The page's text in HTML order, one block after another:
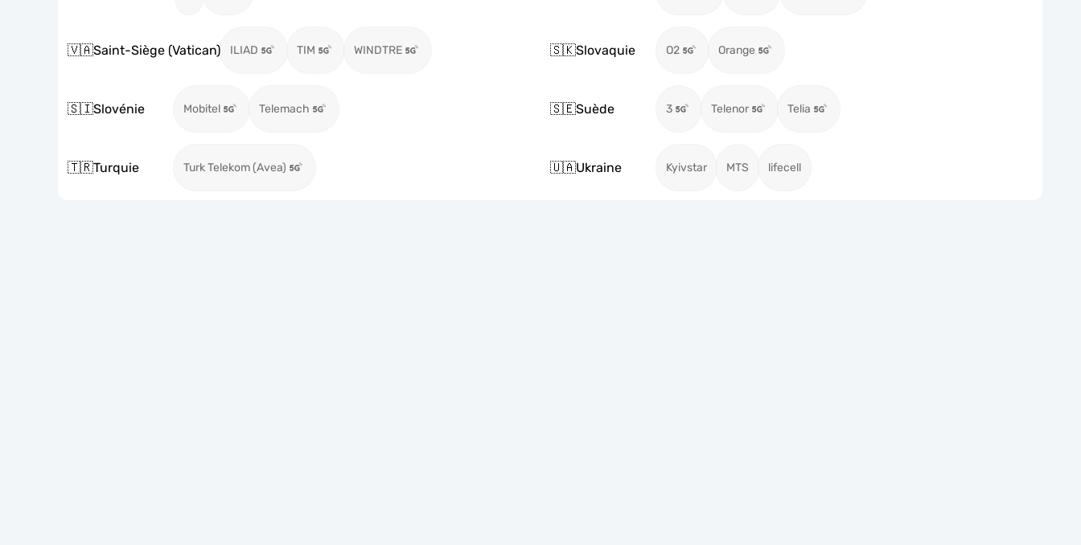
🇻🇦Saint-Siège (Vatican) ILIAD TIM WINDTRE 🇸🇰Slovaquie O2 Orange
🇸🇮Slovénie Mobitel Telemach 🇸🇪Suède 3 Telenor Telia
🇹🇷Turquie Turk Telekom (Avea) 🇺🇦Ukraine Kyivstar MTS lifecell